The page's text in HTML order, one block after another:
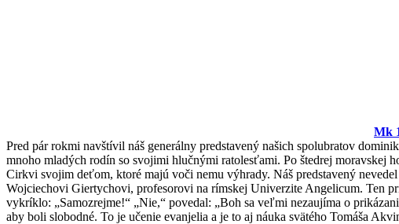
Mk
Pred pár rokmi navštívil náš generálny predstavený našich spolubratov
mnoho mladých rodín so svojimi hlučnými ratolesťami. Po štedrej moravskej
Cirkvi svojim deťom, ktoré majú voči nemu výhrady. Náš predstavený
Wojciechovi Giertychovi, profesorovi na rímskej Univerzite Angelicum. Ten
vykríklo: „Samozrejme!“ „Nie,“ povedal: „Boh sa veľmi nezaujíma o
aby boli slobodné. To je učenie evanjelia a je to aj náuka svätého Tomáša